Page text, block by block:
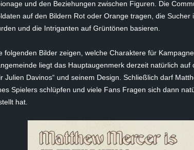
und den Beziehungen zwischen Figuren. Die
auf den Bildern Rot oder Orange tragen, die Sucher
und die Intriganten auf Grüntönen basieren.
folgenden Bilder zeigen, welche Charaktere für
liegt das Hauptaugenmerk derzeit natürlich
Julien Davinos“ und seinem Design. Schließlich darf
Spielers schlüpfen und viele Fans Fragen sich dann
hat.